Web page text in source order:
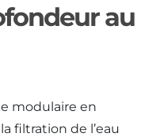
au
modulaire en
filtration de l’eau